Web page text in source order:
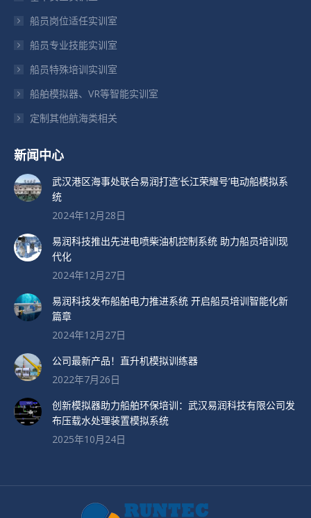
口
中
打
口
中
打
口
中
打
船员岗位适任实训室
船员专业技能实训室
船员特殊培训实训室
船舶模拟器、VR等智能实训室
定制其他航海类相关
新闻中心
武汉港区海事处联合易润打造’长江荣耀号’电动船模拟系
统
2024年12月28日
易润科技推出先进电喷柴油机控制系统 助力船员培训现
代化
2024年12月27日
易润科技发布船舶电力推进系统 开启船员培训智能化新
篇章
2024年12月27日
公司最新产品！直升机模拟训练器
2022年7月26日
创新模拟器助力船舶环保培训：武汉易润科技有限公司发
布压载水处理装置模拟系统
2025年10月24日